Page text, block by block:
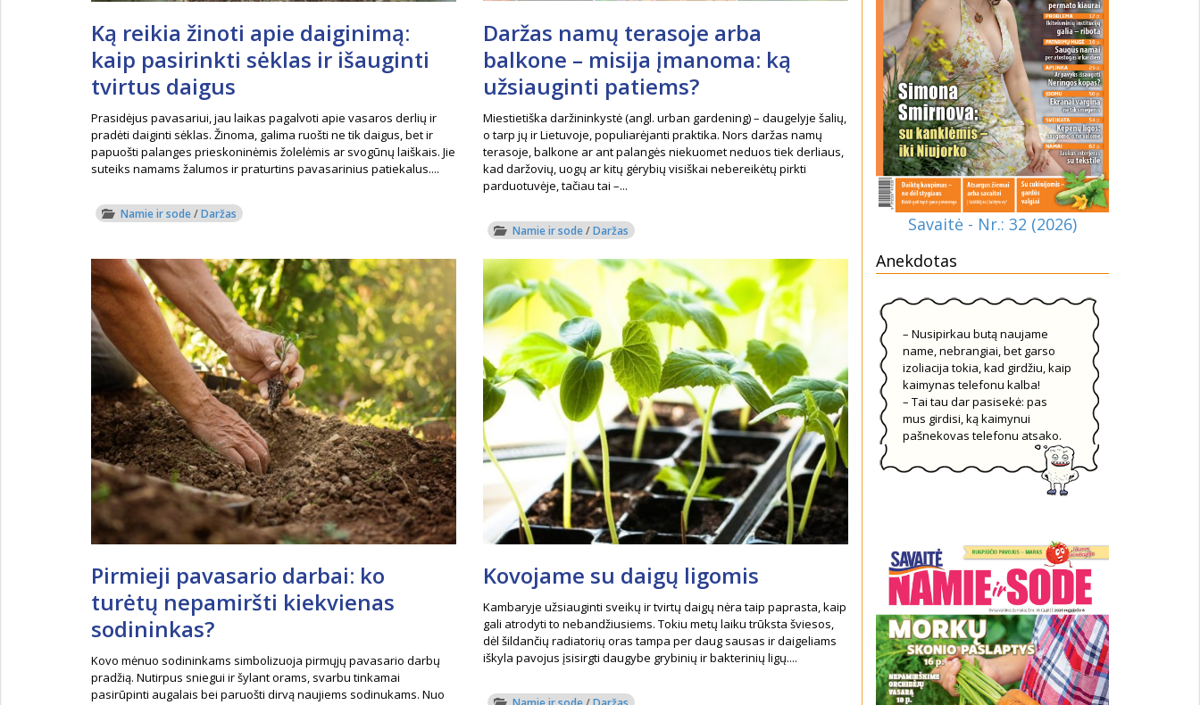
Ką reikia žinoti apie daiginimą:
kaip pasirinkti sėklas ir išauginti
tvirtus daigus
Prasidėjus pavasariui, jau laikas pagalvoti apie vasaros derlių ir
pradėti daiginti sėklas. Žinoma, galima ruošti ne tik daigus, bet ir
papuošti palanges prieskoninėmis žolelėmis ar svogūnų laiškais. Jie
suteiks namams žalumos ir praturtins pavasarinius patiekalus....
Namie ir sode/Daržas
Daržas namų terasoje arba
balkone – misija įmanoma: ką
užsiauginti patiems?
Miestietiška daržininkystė (angl. urban gardening) – daugelyje šalių,
o tarp jų ir Lietuvoje, populiarėjanti praktika. Nors daržas namų
terasoje, balkone ar ant palangės niekuomet neduos tiek derliaus,
kad daržovių, uogų ar kitų gėrybių visiškai nebereikėtų pirkti
parduotuvėje, tačiau tai –...
Namie ir sode/Daržas
Pirmieji pavasario darbai: ko
turėtų nepamiršti kiekvienas
sodininkas?
Kovo mėnuo sodininkams simbolizuoja pirmųjų pavasario darbų
pradžią. Nutirpus sniegui ir šylant orams, svarbu tinkamai
pasirūpinti augalais bei paruošti dirvą naujiems sodinukams. Nuo
Kovojame su daigų ligomis
Kambaryje užsiauginti sveikų ir tvirtų daigų nėra taip paprasta, kaip
gali atrodyti to nebandžiusiems. Tokiu metų laiku trūksta šviesos,
dėl šildančių radiatorių oras tampa per daug sausas ir daigeliams
iškyla pavojus įsisirgti daugybe grybinių ir bakterinių ligų....
Savaitė - Nr.: 32 (2026)
Anekdotas
– Nusipirkau butą naujame
name, nebrangiai, bet garso
izoliacija tokia, kad girdžiu, kaip
kaimynas telefonu kalba!
– Tai tau dar pasisekė: pas
mus girdisi, ką kaimynui
pašnekovas telefonu atsako.